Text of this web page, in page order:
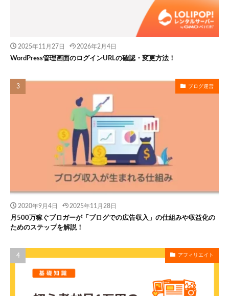
2025年11月27日 2026年2月4日
WordPress管理画面のログインURLの確認・変更方法！
ブログ運営
2020年9月4日 2025年11月28日
月500万稼ぐブロガーが「ブログでの広告収入」の仕組みや収益化の
ためのステップを解説！
アフィリエイト